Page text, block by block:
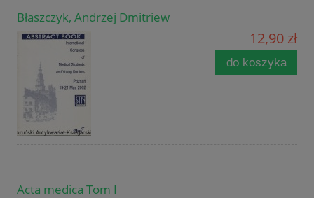
Błaszczyk, Andrzej Dmitriew
12,90 zł
do koszyka
Acta medica Tom I